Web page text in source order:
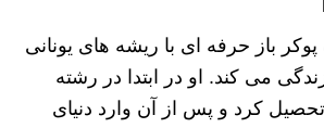
پوکر باز حرفه‌ ای با ریشه‌ های یونانی
می‌ کند. او در ابتدا در رشته
کرد و پس از آن وارد دنیای